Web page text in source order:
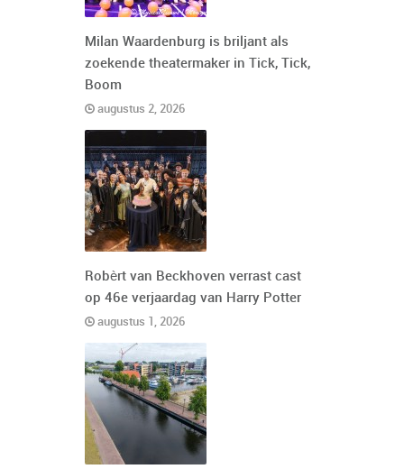
Milan Waardenburg is briljant als
zoekende theatermaker in Tick, Tick,
Boom
augustus 2, 2026
Robèrt van Beckhoven verrast cast
op 46e verjaardag van Harry Potter
augustus 1, 2026